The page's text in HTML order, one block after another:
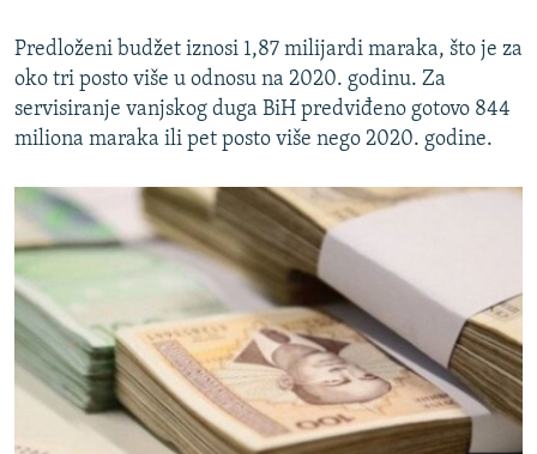
Predloženi budžet iznosi 1,87 milijardi maraka, što je za
oko tri posto više u odnosu na 2020. godinu. Za
servisiranje vanjskog duga BiH predviđeno gotovo 844
miliona maraka ili pet posto više nego 2020. godine.